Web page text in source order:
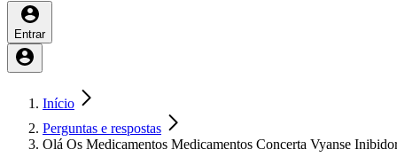
Entrar
Início
Perguntas e respostas
Olá Os Medicamentos Medicamentos Concerta Vyanse